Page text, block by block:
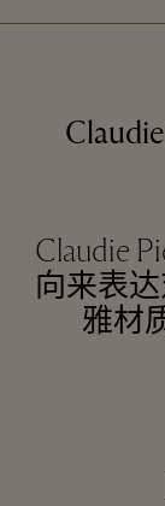
Claudie
向来表
雅材